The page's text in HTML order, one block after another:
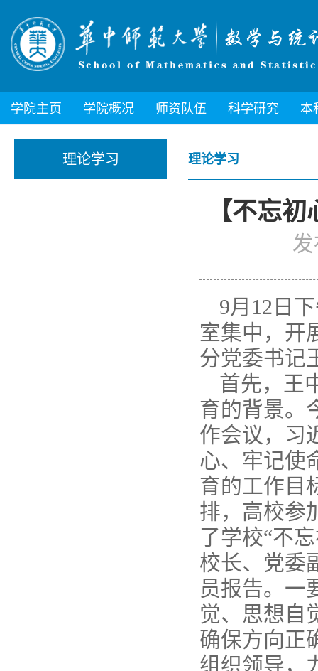
学院主页 学院概况 师资队伍 科学研究 本
理论学习 理论学习
【不忘
9月12日
室集中，开
分党委书记
首先，王
育的背景。
作会议，习
心、牢记使
育的工作目
排，高校参
了学校“不
校长、党委
员报告。一
觉、思想自
确保方向正
组织领导，